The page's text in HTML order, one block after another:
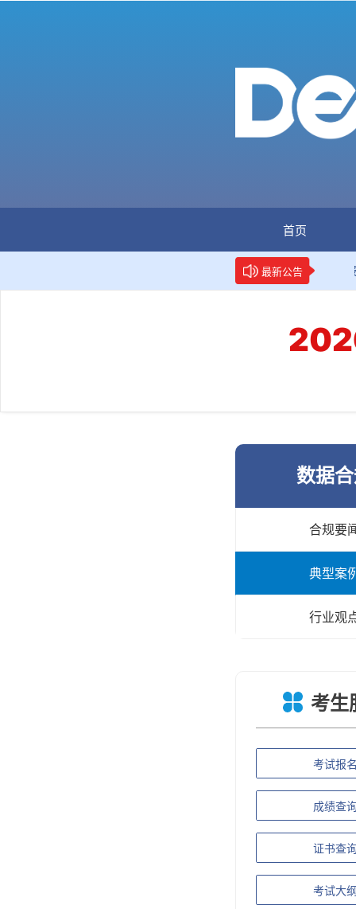
首页
最新公告
新华网权威报道：两项
数据
合规要
典型案
行业观
考生
考试报
成绩查
证书查
考试大